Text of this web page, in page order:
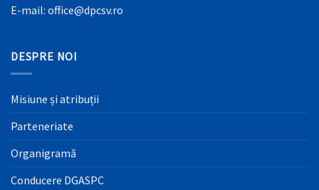
E-mail: office@dpcsv.ro
DESPRE NOI
Misiune și atribuții
Parteneriate
Organigramă
Conducere DGASPC